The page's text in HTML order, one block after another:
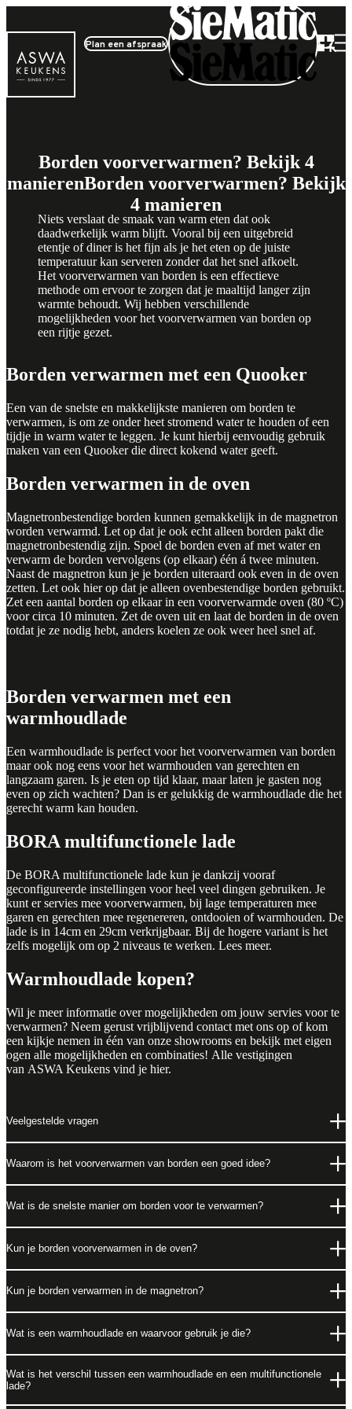
Plan een afspraak
Borden voorverwarmen? Bekijk 4
manierenBorden voorverwarmen? Bekijk
4 manieren
Niets verslaat de smaak van warm eten dat ook
daadwerkelijk warm blijft. Vooral bij een uitgebreid
etentje of diner is het fijn als je het eten op de juiste
temperatuur kan serveren zonder dat het snel afkoelt.
Het voorverwarmen van borden is een effectieve
methode om ervoor te zorgen dat je maaltijd langer zijn
warmte behoudt. Wij hebben verschillende
mogelijkheden voor het voorverwarmen van borden op
een rijtje gezet.
Borden verwarmen met een Quooker
Een van de snelste en makkelijkste manieren om borden te
verwarmen, is om ze onder heet stromend water te houden of een
tijdje in warm water te leggen. Je kunt hierbij eenvoudig gebruik
maken van een Quookerdie direct kokend water geeft.
Borden verwarmen in de oven
Magnetronbestendige borden kunnen gemakkelijk in de magnetron
worden verwarmd. Let op dat je ook echt alleen borden pakt die
magnetronbestendig zijn. Spoel de borden even af met water en
verwarm de borden vervolgens (op elkaar) één á twee minuten.
Naast de magnetron kun je je borden uiteraard ook even in de oven
zetten. Let ook hier op dat je alleen ovenbestendige borden gebruikt.
Zet een aantal borden op elkaar in een voorverwarmde oven (80 ºC)
voor circa 10 minuten. Zet de oven uit en laat de borden in de oven
totdat je ze nodig hebt, anders koelen ze ook weer heel snel af.
Borden verwarmen met een
warmhoudlade
Een warmhoudlade is perfect voor het voorverwarmen van borden
maar ook nog eens voor het warmhouden van gerechten en
langzaam garen. Is je eten op tijd klaar, maar laten je gasten nog
even op zich wachten? Dan is er gelukkig de warmhoudlade die het
gerecht warm kan houden.
BORA multifunctionele lade
De BORA multifunctionele lade kun je dankzij vooraf
geconfigureerde instellingen voor heel veel dingen gebruiken. Je
kunt er servies mee voorverwarmen, bij lage temperaturen mee
garen en gerechten mee regenereren, ontdooien of warmhouden. De
lade is in 14cm en 29cm verkrijgbaar. Bij de hogere variant is het
zelfs mogelijk om op 2 niveaus te werken. Lees meer.
Warmhoudlade kopen?
Wil je meer informatie over mogelijkheden om jouw servies voor te
verwarmen? Neem gerust vrijblijvend contact met ons op of kom
een kijkje nemen in één van onze showrooms en bekijk met eigen
ogen alle mogelijkheden en combinaties! Alle vestigingen
van ASWA Keukens vind je hier.
Veelgestelde vragen
Waarom is het voorverwarmen van borden een goed idee?
Wat is de snelste manier om borden voor te verwarmen?
Kun je borden voorverwarmen in de oven?
Kun je borden verwarmen in de magnetron?
Wat is een warmhoudlade en waarvoor gebruik je die?
Wat is het verschil tussen een warmhoudlade en een multifunctionele
lade?